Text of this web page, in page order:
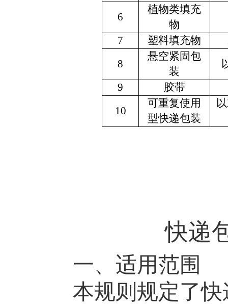
6
植物类填充
物
7
塑料填充物
8
悬空紧固包
装
9
胶带
10
可重复使用
型快递包装
快递
一、适用范围
本规则规定了